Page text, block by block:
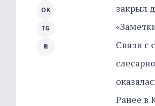
закрыл
Связи с
Ранее в
OK
TG
⎘